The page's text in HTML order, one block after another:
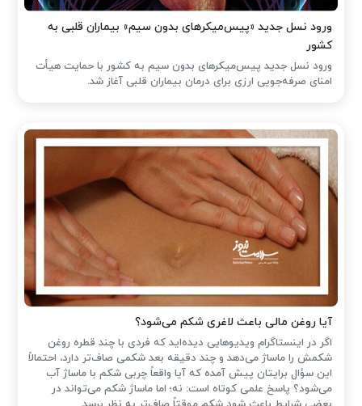
ورود نسل جدید «پیس‌میکرهای بدون سیم» بیماران قلبی به
کشور
ورود نسل جدید پیس‌میکرهای بدون سیم به کشور با حمایت هیأت
امنای صرفه‌جویی ارزی برای درمان بیماران قلبی آغاز شد.
آیا روغن مالی باعث لاغری شکم می‌شود؟
اگر در اینستاگرام ویدیوهایی دیده‌اید که فردی با چند قطره روغن
شکمش را ماساژ می‌دهد و چند دقیقه بعد شکمی صاف‌تر دارد، احتمالاً
این سؤال برایتان پیش آمده که آیا واقعاً چربی شکم با ماساژ آب
می‌شود؟ پاسخ علمی کوتاه است: نه؛ اما ماساژ شکم می‌تواند در